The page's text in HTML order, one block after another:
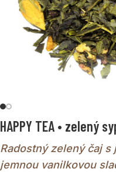
HAPPY TEA • zelený
Radostný zelený čaj s
jemnou vanilkovou